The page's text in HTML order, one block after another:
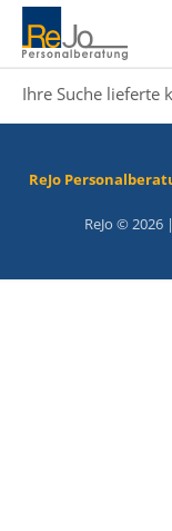
Ihre Suche lieferte
ReJo
ReJo © 2026 |